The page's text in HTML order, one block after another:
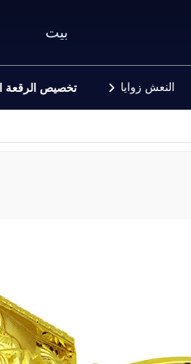
بيت
النعش زوايا تخصيص الرقعة